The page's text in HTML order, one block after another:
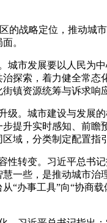
的战略定位，推动城
。
城市发展要以人民
探索，着力健全常
镇资源统筹与诉求
级。城市建设与发
提升实时感知、前
域，分类制定配置指
性转变。习近平总
一些，是推动城市
“办事工具”向“协商